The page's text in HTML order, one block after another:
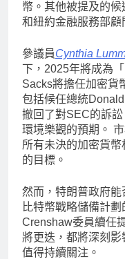
幣。其他被提及的
和紐約金融服務部顧
參議員Cynthia
下，2025年將成為
Sacks將擔任加密貨
包括候任總統
撤回了對SEC的訴
環境樂觀的預期。
所有未決的加密貨
的目標。
然而，特朗普政府
比特幣戰略儲備計
Crenshaw委員續任
將更迭，都將深刻影
值得持續關注。